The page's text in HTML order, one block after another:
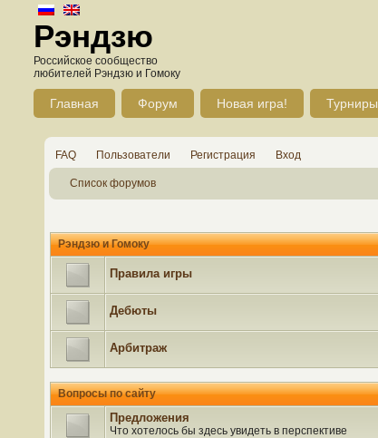
Рэндзю
Российское сообщество
любителей Рэндзю и Гомоку
Главная Форум Новая игра! Турниры
FAQ Пользователи Регистрация Вход
Список форумов
Рэндзю и Гомоку
Правила игры
Дебюты
Арбитраж
Вопросы по сайту
Предложения
Что хотелось бы здесь увидеть в перспективе